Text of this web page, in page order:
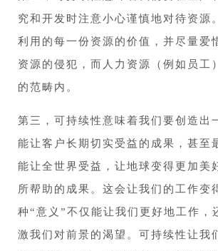
究和开发时注意小心谨慎地对待资源
利用的每一份资源的价值，并尽量爱
资源的侵犯，而人力资源（例如员工
的范畴内。
第三，可持续性意味着我们要创造出
能让客户长期切实受益的成果，甚至
能让全世界受益，让地球变得更加美
所帮助的成果。这会让我们的工作变
种“意义”不仅能让我们更好地工作，
激我们对前景的渴望。可持续性让我